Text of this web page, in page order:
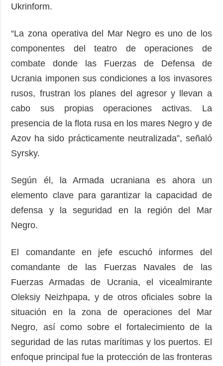
Podcasts
Entrevistas
Fotos
imágenes
Ukrinform.
“La zona operativa del Mar Negro es uno de los
componentes del teatro de operaciones de
combate donde las Fuerzas de Defensa de
Ucrania imponen sus condiciones a los invasores
rusos, frustran los planes del agresor y llevan a
cabo sus propias operaciones activas. La
presencia de la flota rusa en los mares Negro y de
Azov ha sido prácticamente neutralizada”, señaló
Syrsky.
Según él, la Armada ucraniana es ahora un
elemento clave para garantizar la capacidad de
defensa y la seguridad en la región del Mar
Negro.
El comandante en jefe escuchó informes del
comandante de las Fuerzas Navales de las
Fuerzas Armadas de Ucrania, el vicealmirante
Oleksiy Neizhpapa, y de otros oficiales sobre la
situación en la zona de operaciones del Mar
Negro, así como sobre el fortalecimiento de la
seguridad de las rutas marítimas y los puertos. El
enfoque principal fue la protección de las fronteras